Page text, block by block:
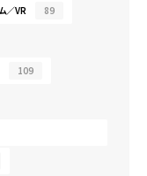
／VR 89
109